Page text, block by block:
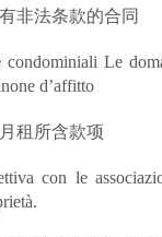
非法条款的合同
condominiali Le
d’affitto
租所含款项
con le